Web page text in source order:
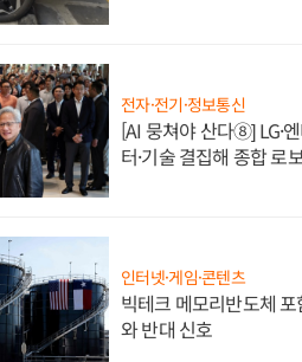
전자·전기·정보통신
[AI 뭉쳐야 산다⑧] LG·
터·기술 결집해 종합 로
인터넷·게임·콘텐츠
빅테크 메모리반도체
와 반대 신호